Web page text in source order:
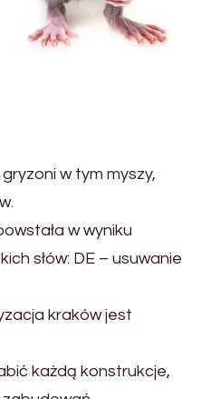
w tym myszy,
w wyniku
słów: DE – usuwanie
kraków jest
każdą konstrukcje,